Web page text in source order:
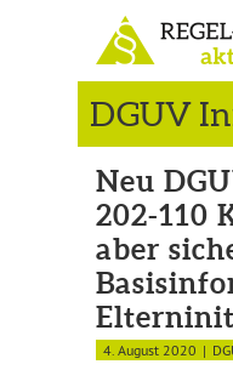
DGUV
Neu
202-110
aber
4. August 2020